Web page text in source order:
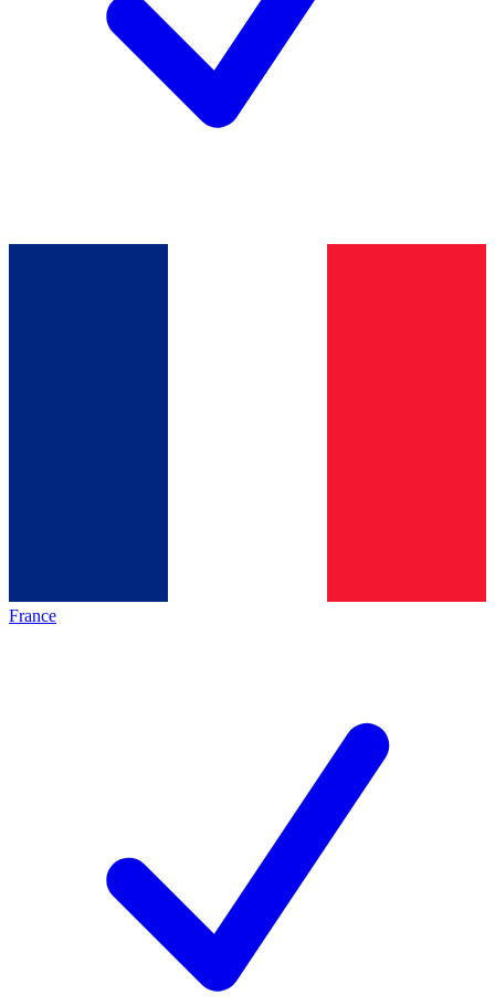
France